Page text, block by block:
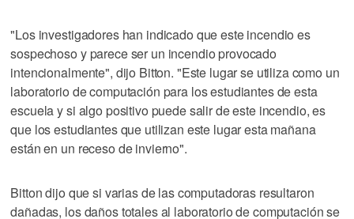
"Los investigadores han indicado que este incendio es
sospechoso y parece ser un incendio provocado
intencionalmente", dijo Bitton. "Este lugar se utiliza como un
laboratorio de computación para los estudiantes de esta
escuela y si algo positivo puede salir de este incendio, es
que los estudiantes que utilizan este lugar esta mañana
están en un receso de invierno".
Bitton dijo que si varias de las computadoras resultaron
dañadas, los daños totales al laboratorio de computación se